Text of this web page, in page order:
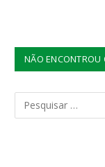
NÃO ENCONTROU